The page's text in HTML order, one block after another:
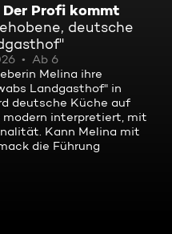
Profi kommt
deutsche
Ab 6
Melina ihre
Landgasthof" in
deutsche Küche auf
interpretiert, mit
Kann Melina mit
die Führung